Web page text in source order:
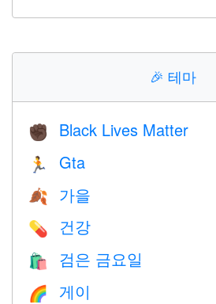
🎉 테마
✊🏿 Black Lives Matter
🏃 Gta
🍂 가을
💊 건강
🛍 검은 금요일
🌈 게이